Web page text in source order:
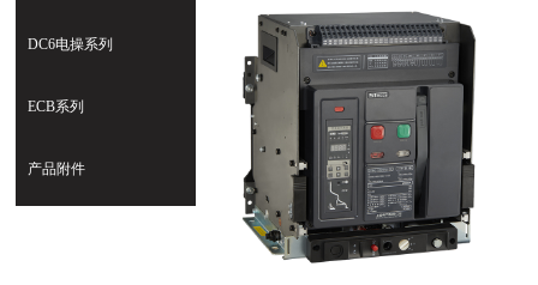
DC6电操系列
ECB系列
产品附件